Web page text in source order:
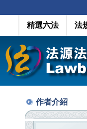
精選六法 法
作者介紹